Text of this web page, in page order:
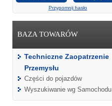
Przypomnij hasło
BAZA TOWARÓW
Techniczne Zaopatrzenie
Przemysłu
Części do pojazdów
Wyszukiwanie wg Samochodu